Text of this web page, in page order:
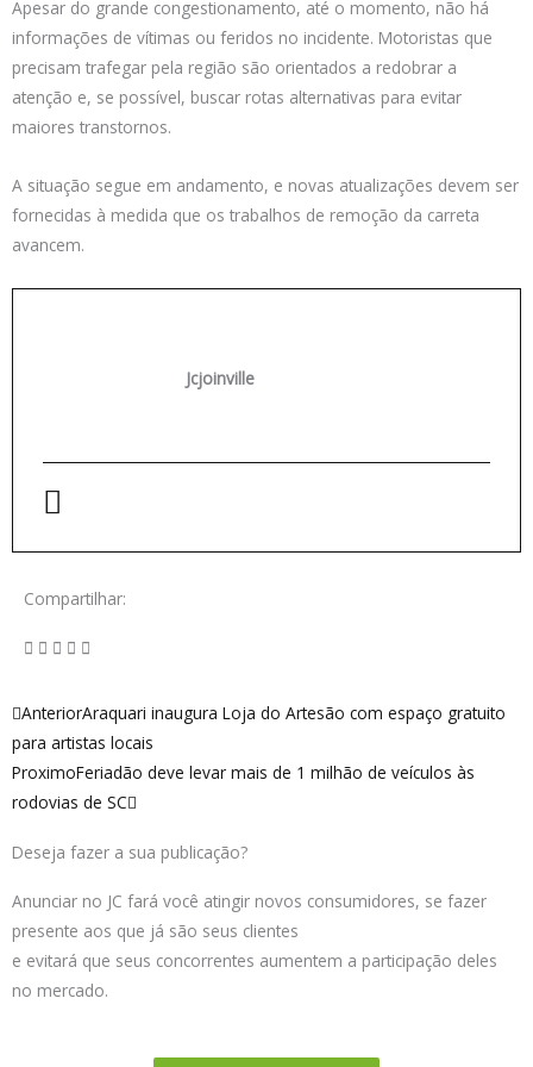
Apesar do grande congestionamento, até o momento, não há
informações de vítimas ou feridos no incidente. Motoristas que
precisam trafegar pela região são orientados a redobrar a
atenção e, se possível, buscar rotas alternativas para evitar
maiores transtornos.
A situação segue em andamento, e novas atualizações devem ser
fornecidas à medida que os trabalhos de remoção da carreta
avancem.
Jcjoinville
Compartilhar:
Anterior
AnteriorAraquari inaugura Loja do Artesão com espaço gratuito
para artistas locais
ProximoFeriadão deve levar mais de 1 milhão de veículos às
rodovias de SC
Próximo
Deseja fazer a sua publicação?
Anunciar no JC fará você atingir novos consumidores, se fazer
presente aos que já são seus clientes
e evitará que seus concorrentes aumentem a participação deles
no mercado.